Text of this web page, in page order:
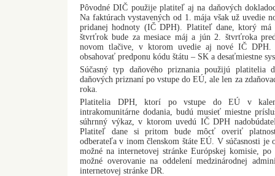
Pôvodné DIČ použije platiteľ aj na daňových
Na faktúrach vystavených od 1. mája však už uvedie
pridanej hodnoty (IČ DPH). Platiteľ dane, ktorý má
štvrťrok bude za mesiace máj a jún 2. štvrťroka
novom tlačive, v ktorom uvedie aj nové IČ DPH.
obsahovať predponu kódu štátu – SK a desaťmiestne
Súčasný typ daňového priznania použijú platitelia
daňových priznaní po vstupe do EÚ, ale len za
roka.
Platitelia DPH, ktorí po vstupe do EÚ v
intrakomunitárne dodania, budú musieť miestne
súhrnný výkaz, v ktorom uvedú IČ DPH
Platiteľ dane si pritom bude môcť overiť
odberateľa v inom členskom štáte EÚ. V súčasnosti je
možné na internetovej stránke Európskej komisie,
možné overovanie na oddelení medzinárodnej
internetovej stránke DR.